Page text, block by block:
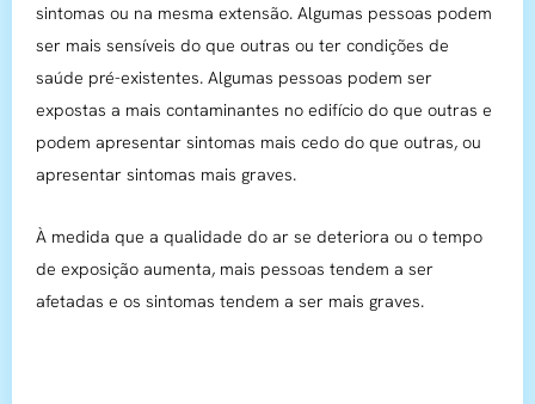
sintomas ou na mesma extensão. Algumas pessoas podem
ser mais sensíveis do que outras ou ter condições de
saúde pré-existentes. Algumas pessoas podem ser
expostas a mais contaminantes no edifício do que outras e
podem apresentar sintomas mais cedo do que outras, ou
apresentar sintomas mais graves.
À medida que a qualidade do ar se deteriora ou o tempo
de exposição aumenta, mais pessoas tendem a ser
afetadas e os sintomas tendem a ser mais graves.